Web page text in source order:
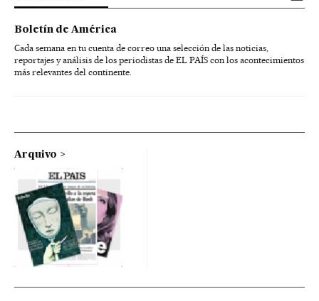
Boletín de América
Cada semana en tu cuenta de correo una selección de las noticias,
reportajes y análisis de los periodistas de EL PAÍS con los acontecimientos
más relevantes del continente.
Arquivo